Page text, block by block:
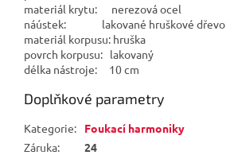
materiál krytu: nerezová ocel
náústek: lakované hruškové dřevo
materiál korpusu: hruška
povrch korpusu: lakovaný
délka nástroje: 10 cm
Doplňkové parametry
Kategorie:
Foukací harmoniky
Záruka:
24